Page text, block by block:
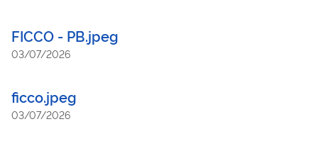
FICCO - PB.jpeg
03/07/2026
ficco.jpeg
03/07/2026